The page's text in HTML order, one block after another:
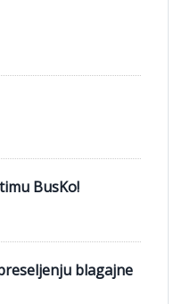
BusKo!
blagajne